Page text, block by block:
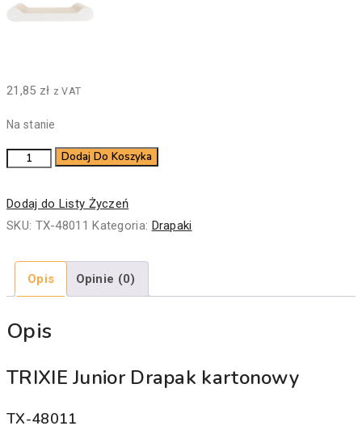
21,85 zł z VAT
Na stanie
ilość
kartonowy
Junior,
18
jasnoszary
Dodaj Do Koszyka
Dodaj do Listy Życzeń
SKU: TX-48011 Kategoria: Drapaki
Opis Opinie (0)
Opis
TRIXIE Junior Drapak kartonowy
TX-48011